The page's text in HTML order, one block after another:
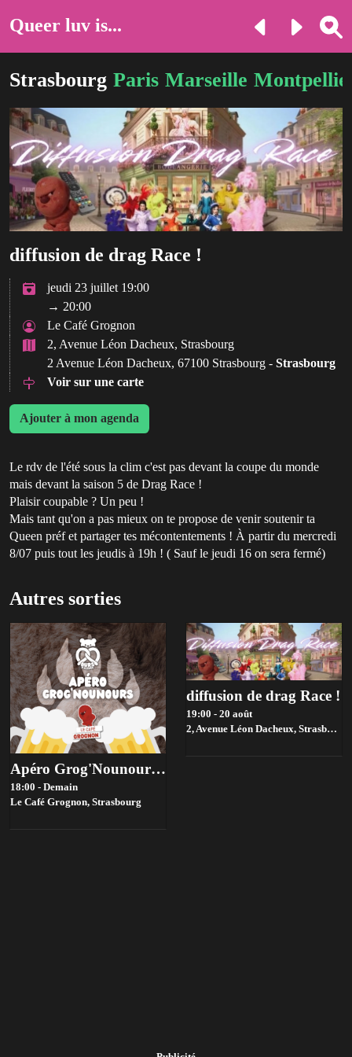
Queer luv is...
Strasbourg Paris Marseille
diffusion de drag Race !
jeudi 23 juillet 19:00
→ 20:00
Le Café Grognon
2, Avenue Léon Dacheux, Strasbourg
2 Avenue Léon Dacheux, 67100 Strasbourg - Strasbourg
Voir sur une carte
Ajouter à mon agenda
Le rdv de l'été sous la clim c'est pas devant la coupe du monde
mais devant la saison 5 de Drag Race !
Plaisir coupable ? Un peu !
Mais tant qu'on a pas mieux on te propose de venir soutenir ta
Queen préf et partager tes mécontentements ! À partir du mercredi
8/07 puis tout les jeudis à 19h ! ( Sauf le jeudi 16 on sera fermé)
Autres sorties
Apéro Grog'Nounours - Août 2026
18:00 - Demain
Le Café Grognon, Strasbourg
diffusion de drag Race !
19:00 - 20 août
2, Avenue Léon Dacheux, Strasbourg,